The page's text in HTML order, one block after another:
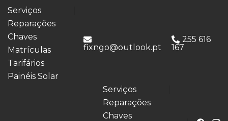
Serviços
Reparações
Chaves
Matrículas
Tarifários
Painéis Solar
fixngo@outlook.pt
255 616
167
Serviços
Reparações
Chaves